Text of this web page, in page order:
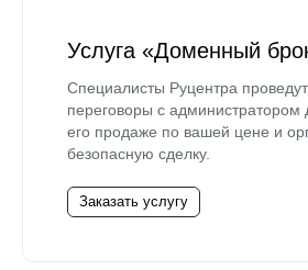
Услуга «Доменный
Специалисты Руцентра проведут
переговоры с администратором
его продаже по вашей цене и
безопасную сделку.
Заказать услугу